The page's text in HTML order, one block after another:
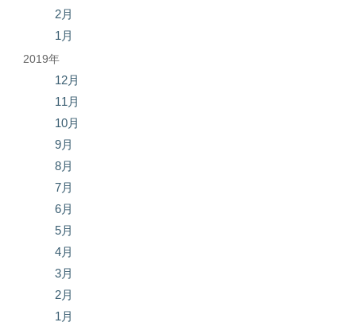
2月
1月
2019年
12月
11月
10月
9月
8月
7月
6月
5月
4月
3月
2月
1月